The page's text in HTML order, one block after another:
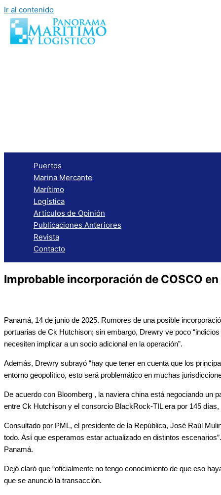
Ir al contenido
Puertos
Marina Mercante
Marítimo
Logística
Artículos de Opinión
Publicaciones Anteriores
Revista
Contacto
Improbable incorporación de COSCO
Panamá, 14 de junio de 2025. Rumores de una posible
portuarias de Ck Hutchison; sin embargo, Drewry ve poco
necesiten implicar a un socio adicional en la operación”.
Además, Drewry subrayó “hay que tener en cuenta que los
entorno geopolítico, esto será problemático en muchas
De acuerdo con Bloomberg , la naviera china está negociando un
entre Ck Hutchison y el consorcio BlackRock-TIL era por 145
Consultado por PML, el presidente de la República, José Raúl
todo. Así que esperamos estar actualizado en distintos
Panamá.
Dejó claró que “oficialmente no tengo conocimiento de que eso
que se anunció la transacción.